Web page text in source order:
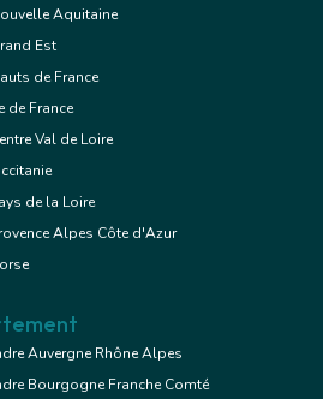
Aquitaine
Est
de France
de France
Val de Loire
de la Loire
Alpes Côte d'Azur
Auvergne Rhône Alpes
Bourgogne Franche Comté